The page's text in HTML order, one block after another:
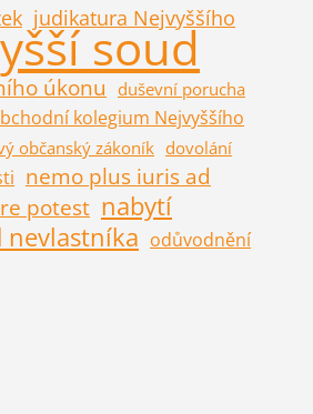
judikatura Nejvyššího
soud
úkonu duševní porucha
kolegium Nejvyššího
občanský zákoník dovolání
nemo plus iuris ad
potest nabytí
odůvodnění